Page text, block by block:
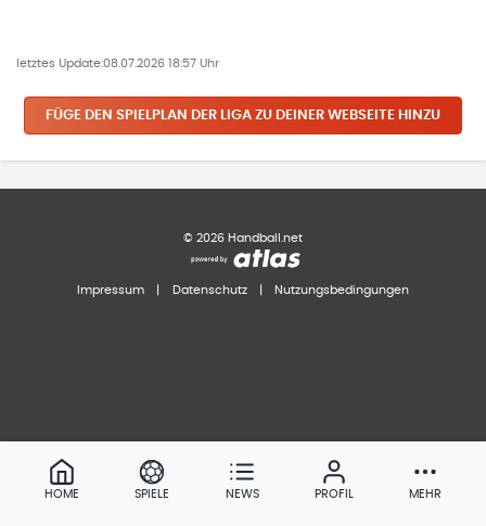
letztes Update:08.07.2026 18:57 Uhr
FÜGE DEN SPIELPLAN DER LIGA ZU DEINER WEBSEITE HINZU
© 2026 Handball.net
Impressum Datenschutz Nutzungsbedingungen
HOME SPIELE NEWS PROFIL MEHR